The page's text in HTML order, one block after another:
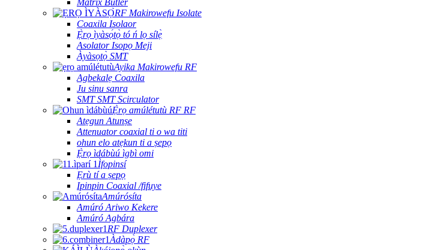
Matrix Butler
RF Makirowefu Isolate
Coaxila Isolaor
Ẹ̀rọ ìyàsọ́tọ̀ tó ń lọ sílẹ̀
Asolator Isopọ Meji
Àyàsọtọ̀ SMT
Ayika Makirowefu RF
Agbekalẹ Coaxila
Ju sinu sanra
SMT SMT Scirculator
Ẹ̀rọ amúlétutù RF RF
Atẹgun Atunṣe
Attenuator coaxial ti o wa titi
ohun elo atẹkun ti a ṣepọ
Ẹ̀rọ ìdábùú ìgbì omi
Ìfopinsí
Ẹrù tí a ṣepọ
Ipinpin Coaxial /fifuye
Amúrósíta
Amúró Ariwo Kekere
Amúró Agbára
RF Duplexer
Àdàpọ̀ RF